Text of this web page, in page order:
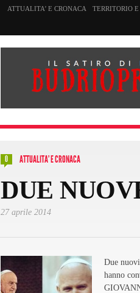
ATTUALITA’ E CRONACA TERRITORIO E
0 ATTUALITA' E CRONACA
DUE
27 aprile 2014
Due
hanno